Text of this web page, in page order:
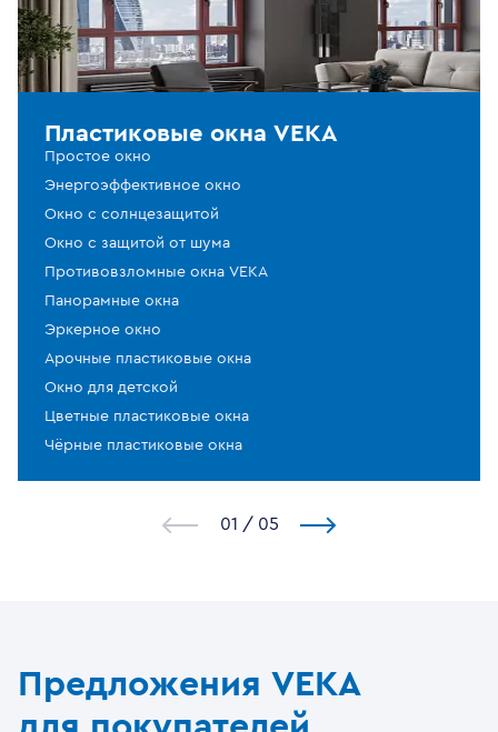
Пластиковые окна VEKA
Простое окно
Энергоэффективное окно
Окно с солнцезащитой
Окно с защитой от шума
Противовзломные окна VEKA
Панорамные окна
Эркерное окно
Арочные пластиковые окна
Окно для детской
Цветные пластиковые окна
Чёрные пластиковые окна
1 / 5
Предложения VEKA